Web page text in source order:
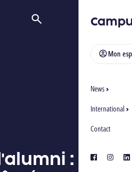
Mon
News
International
Contact
facebook
Ouvrir/Fermer la recherche
DIPLÔMÉ EN 2020
: Gilles